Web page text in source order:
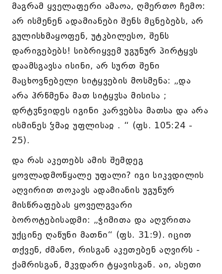
მაგრამ ყველაფერი ამაოა, ღმერთო ჩემო:
არ ისმენენ ადამიანები შენს მცნებებს, არ
გულისხმაყოფენ, უტკბილესო, შენს
დარიგებებს! სიბრიყვემ უგუნურ პირტყვს
დაამსგავსა ისინი, არ სურთ შენი
მაცხოვნებელი სიტყვების მოსმენა: „და
არა ჰრწმენა მათ სიტყჳსა მისისა ;
დრტჳნვიდეს იგინი კარვებსა მათსა და არა
ისმინეს ჴმაჲ უფლისაჲ . “ (ფს. 105:24 -
25).
და რას აკეთებს ამის შემდეგ
ყოვლადმოწყალე უფალი? იგი სიკვდილის
აღვირით თოკავს ადამიანის უგუნურ
მისწრაფებას ყოველგვარი
ბოროტებისადმი: „ჭიმითა და აღჳრითა
უქცინე ღაწუნი მათნი“ (ფს. 31:9). იცით
თქვენ, ძმანო, რისგან აკეთებენ აღვირს -
ქამრისგან, მკვდარი ტყავისგან. აი, ასეთი